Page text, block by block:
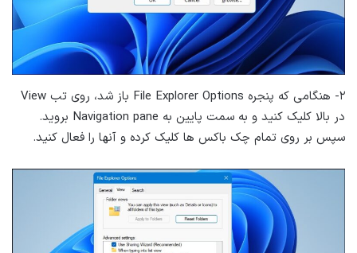
۲- هنگامی که پنجره File Explorer Options باز شد، روی تب View
در بالا کلیک کنید و به سمت پایین به Navigation pane بروید.
سپس بر روی تمام چک باکس ها کلیک کرده و آنها را فعال کنید.